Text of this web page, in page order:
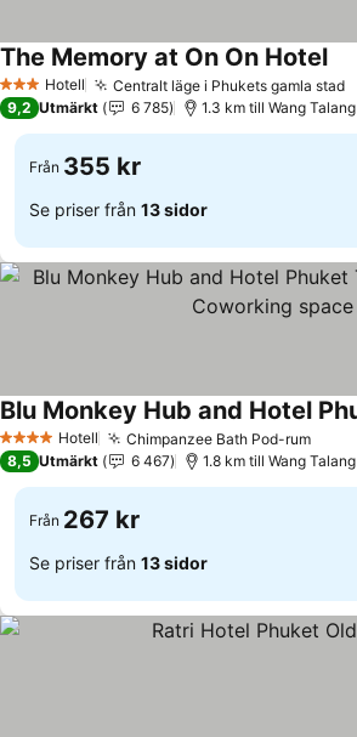
3 StjärnorHotell Centralt läge i Phukets gamla stad
The Memory at On On Hotel
9,2 Utmärkt 6 785 1.3 km till Wang Talang
Från 355 kr
Se priser från 13 sidor
4 StjärnorHotell Chimpanzee Bath Pod-rum
8,5 Utmärkt 6 467 1.8 km till Wang Talang
Från 267 kr
Se priser från 13 sidor